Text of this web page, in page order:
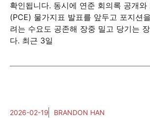
확인됩니다. 동시에 연준 회의록 공개와
(PCE) 물가지표 발표를 앞두고 포지션
려는 수요도 공존해 장중 밀고 당기는
다. 최근 3일
2026-02-19 BRANDON HAN